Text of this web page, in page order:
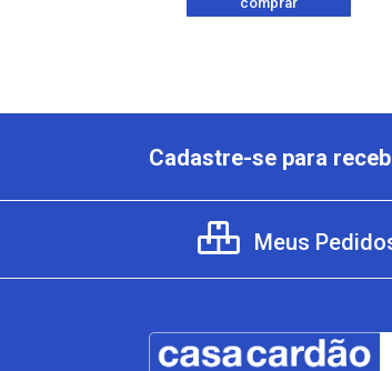
Cadastre-se para
Meus